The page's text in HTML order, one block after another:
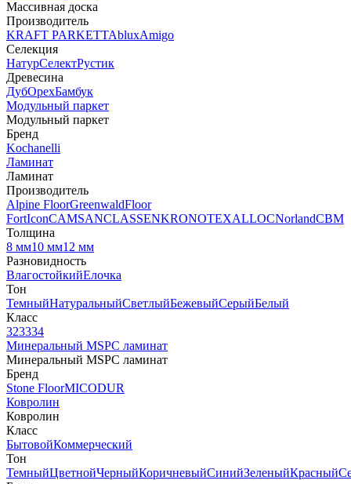
Массивная доска
Производитель
KRAFT PARKETTAbluxAmigo
Селекция
НатурСелектРустик
Древесина
ДубОрехБамбук
Модульный паркет
Модульный паркет
Бренд
Kochanelli
Ламинат
Ламинат
Производитель
Alpine FloorGreenwaldFloor
FortIconCAMSANCLASSENKRONOTEXALLOCNorlandCBM
Толщина
8 мм10 мм12 мм
Разновидность
ВлагостойкийЕлочка
Тон
ТемныйНатуральныйСветлыйБежевыйСерыйБелый
Класс
323334
Минеральный MSPC ламинат
Минеральный MSPC ламинат
Бренд
Stone FloorMICODUR
Ковролин
Ковролин
Класс
БытовойКоммерческий
Тон
ТемныйЦветнойЧерныйКоричневыйСинийЗеленыйКрасный